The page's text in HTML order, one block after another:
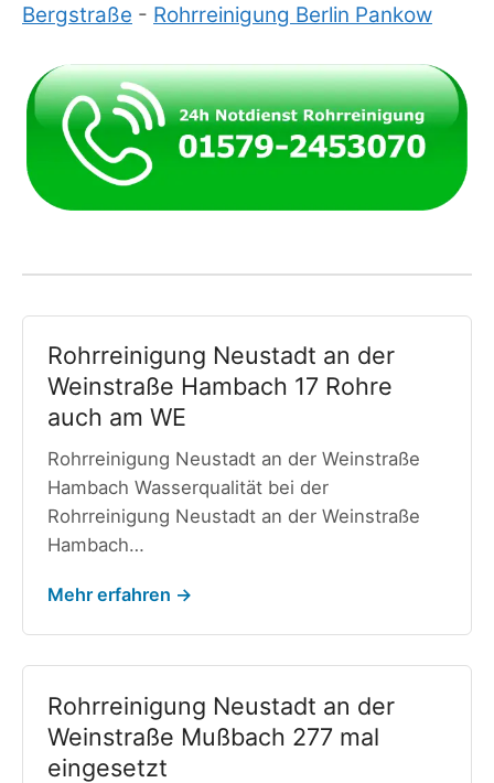
Bergstraße - Rohrreinigung Berlin Pankow
Rohrreinigung Neustadt an der
Weinstraße Hambach 17 Rohre
auch am WE
Rohrreinigung Neustadt an der Weinstraße
Hambach Wasserqualität bei der
Rohrreinigung Neustadt an der Weinstraße
Hambach…
Mehr erfahren →
Rohrreinigung Neustadt an der
Weinstraße Mußbach 277 mal
eingesetzt